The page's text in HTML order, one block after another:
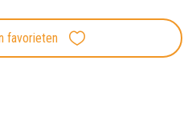
favorieten